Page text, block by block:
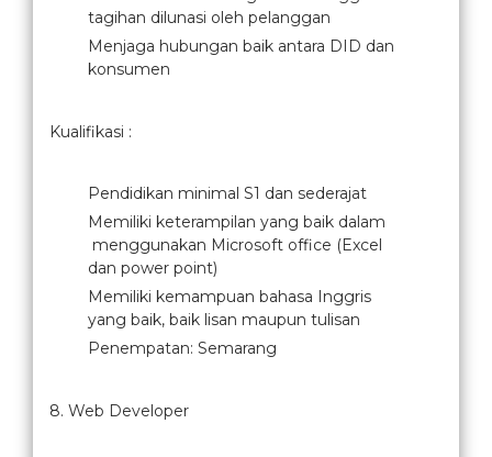
tagihan dilunasi oleh pelanggan
Menjaga hubungan baik antara DID dan
konsumen
Kualifikasi :
Pendidikan minimal S1 dan sederajat
Memiliki keterampilan yang baik dalam
menggunakan Microsoft office (Excel
dan power point)
Memiliki kemampuan bahasa Inggris
yang baik, baik lisan maupun tulisan
Penempatan: Semarang
8. Web Developer